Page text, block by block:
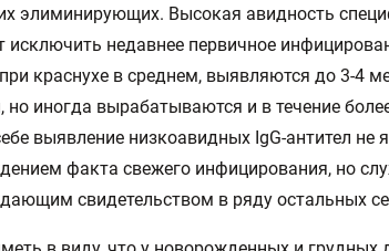
элиминирующих. Высокая авидность
исключить недавнее первичное
краснухе в среднем, выявляются до 3-4
но иногда вырабатываются и в течение
выявление низкоавидных IgG-антител не
факта свежего инфицирования, но
свидетельством в ряду остальных